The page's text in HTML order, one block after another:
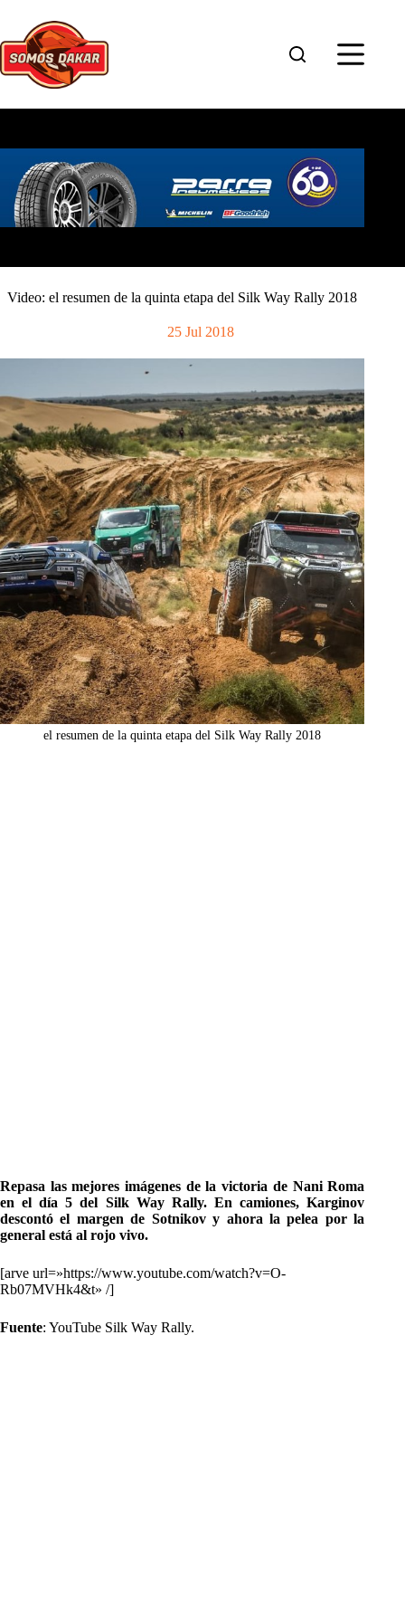
contenido
Video: el resumen de la quinta etapa del Silk Way Rally 2018
25 Jul 2018
el resumen de la quinta etapa del Silk Way Rally 2018
Repasa las mejores imágenes de la victoria de Nani Roma
en el día 5 del Silk Way Rally. En camiones, Karginov
descontó el margen de Sotnikov y ahora la pelea por la
general está al rojo vivo.
[arve url=»https://www.youtube.com/watch?v=O-
Rb07MVHk4&t» /]
Fuente: YouTube Silk Way Rally.